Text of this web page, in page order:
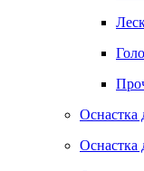
Оснастка
Оснастка